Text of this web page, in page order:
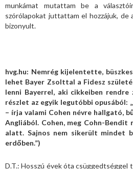
munkámat mutattam be a
szórólapokat juttattam el hozzájuk, de
bizonyult.
hvg.hu: Nemrég kijelentette,
lehet Bayer Zsolttal a Fidesz
lenni Bayerrel, aki cikkeiben rendre
részlet az egyik legutóbbi opusából:
– írja valami Cohen névre hallgató,
Angliából. Cohen, meg Cohn-Bendit
alatt. Sajnos nem sikerült mindet
erdőben.”)
D.T.: Hosszú évek óta csüggedtséggel